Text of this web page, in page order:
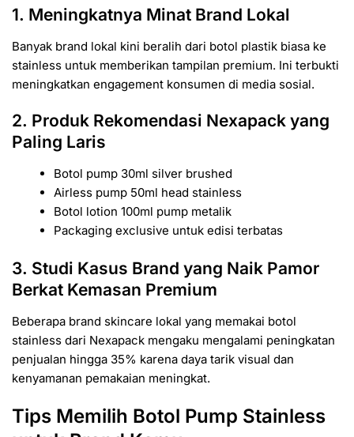
1. Meningkatnya Minat Brand Lokal
Banyak brand lokal kini beralih dari botol plastik biasa ke
stainless untuk memberikan tampilan premium. Ini terbukti
meningkatkan engagement konsumen di media sosial.
2. Produk Rekomendasi Nexapack yang
Paling Laris
Botol pump 30ml silver brushed
Airless pump 50ml head stainless
Botol lotion 100ml pump metalik
Packaging exclusive untuk edisi terbatas
3. Studi Kasus Brand yang Naik Pamor
Berkat Kemasan Premium
Beberapa brand skincare lokal yang memakai botol
stainless dari Nexapack mengaku mengalami peningkatan
penjualan hingga 35% karena daya tarik visual dan
kenyamanan pemakaian meningkat.
Tips Memilih Botol Pump Stainless